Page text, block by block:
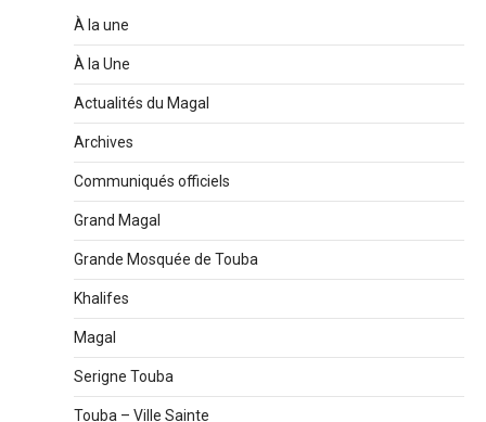
À la une
À la Une
Actualités du Magal
Archives
Communiqués officiels
Grand Magal
Grande Mosquée de Touba
Khalifes
Magal
Serigne Touba
Touba – Ville Sainte